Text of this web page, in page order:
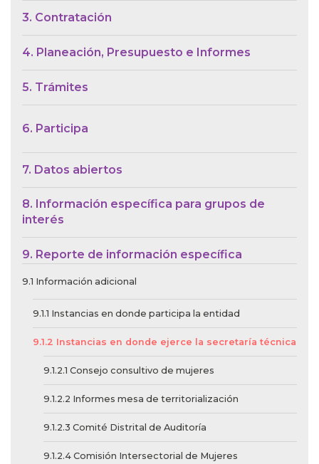
3. Contratación
4. Planeación, Presupuesto e Informes
5. Trámites
6. Participa
7. Datos abiertos
8. Información específica para grupos de
interés
9. Reporte de información específica
9.1 Información adicional
9.1.1 Instancias en donde participa la entidad
9.1.2 Instancias en donde ejerce la secretaría técnica
9.1.2.1 Consejo consultivo de mujeres
9.1.2.2 Informes mesa de territorialización
9.1.2.3 Comité Distrital de Auditoría
9.1.2.4 Comisión Intersectorial de Mujeres